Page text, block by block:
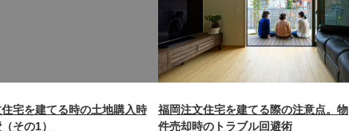
themes/nagasaki/functions.php
宅を建てる時の土地購入時
その1）
福岡注文住宅を建てる際の注意点。物
件売却時のトラブル回避術